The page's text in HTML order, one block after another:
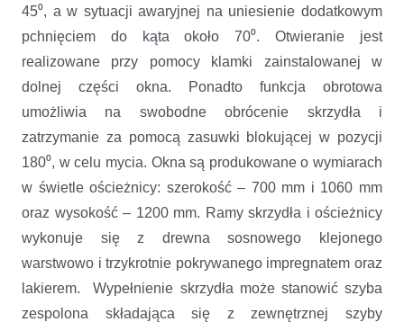
45⁰, a w sytuacji awaryjnej na uniesienie dodatkowym
pchnięciem do kąta około 70⁰. Otwieranie jest
realizowane przy pomocy klamki zainstalowanej w
dolnej części okna. Ponadto funkcja obrotowa
umożliwia na swobodne obrócenie skrzydła i
zatrzymanie za pomocą zasuwki blokującej w pozycji
180⁰, w celu mycia. Okna są produkowane o wymiarach
w świetle ościeżnicy: szerokość – 700 mm i 1060 mm
oraz wysokość – 1200 mm. Ramy skrzydła i ościeżnicy
wykonuje się z drewna sosnowego klejonego
warstwowo i trzykrotnie pokrywanego impregnatem oraz
lakierem. Wypełnienie skrzydła może stanowić szyba
zespolona składająca się z zewnętrznej szyby